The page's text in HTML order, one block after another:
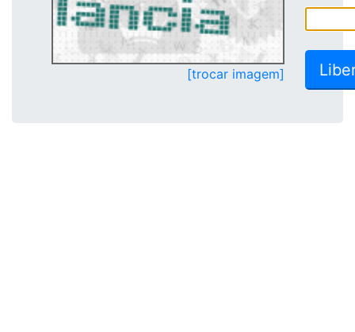
[trocar imagem]